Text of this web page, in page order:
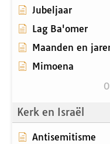
Jubeljaar
Lag Ba'omer
Maanden en
Mimoena
Kerk en Israël
Antisemitisme